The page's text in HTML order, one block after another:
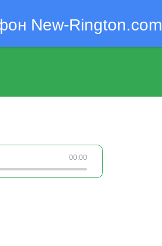
New-Rington.com
00:00